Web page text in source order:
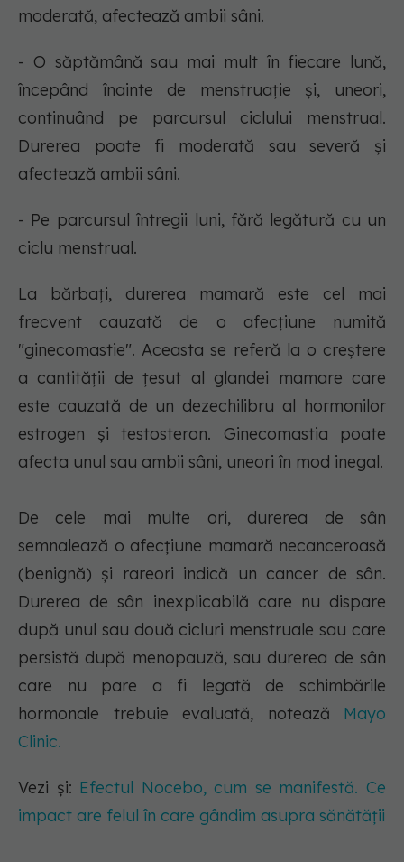
moderată, afectează ambii sâni.
- O săptămână sau mai mult în fiecare lună,
începând înainte de menstruație și, uneori,
continuând pe parcursul ciclului menstrual.
Durerea poate fi moderată sau severă și
afectează ambii sâni.
- Pe parcursul întregii luni, fără legătură cu un
ciclu menstrual.
La bărbați, durerea mamară este cel mai
frecvent cauzată de o afecțiune numită
"ginecomastie". Aceasta se referă la o creștere
a cantității de țesut al glandei mamare care
este cauzată de un dezechilibru al hormonilor
estrogen și testosteron. Ginecomastia poate
afecta unul sau ambii sâni, uneori în mod inegal.
De cele mai multe ori, durerea de sân
semnalează o afecțiune mamară necanceroasă
(benignă) și rareori indică un cancer de sân.
Durerea de sân inexplicabilă care nu dispare
după unul sau două cicluri menstruale sau care
persistă după menopauză, sau durerea de sân
care nu pare a fi legată de schimbările
hormonale trebuie evaluată, notează Mayo
Clinic.
Vezi și: Efectul Nocebo, cum se manifestă. Ce
impact are felul în care gândim asupra sănătății